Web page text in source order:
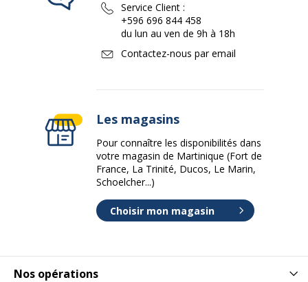
Nos opérations
Service Client :
+596 696 844 458
du lun au ven de 9h à 18h
Contactez-nous par email
Les magasins
Pour connaître les disponibilités dans
votre magasin de Martinique (Fort de
France, La Trinité, Ducos, Le Marin,
Schoelcher...)
Choisir mon magasin